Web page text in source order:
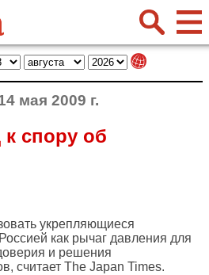
мая 2009 г.
спору об
укрепляющиеся
как рычаг давления для
и решения
считает The Japan Times.